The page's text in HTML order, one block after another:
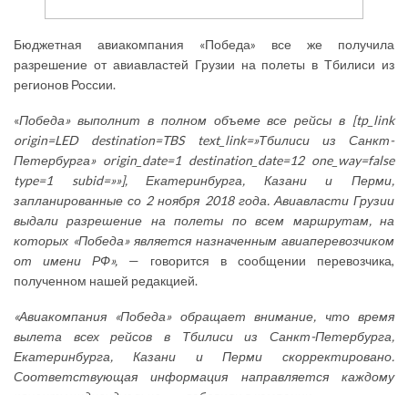
Бюджетная авиакомпания «Победа» все же получила
разрешение от авиавластей Грузии на полеты в Тбилиси из
регионов России.
«Победа» выполнит в полном объеме все рейсы в [tp_link
origin=LED destination=TBS text_link=»Тбилиси из Санкт-
Петербурга» origin_date=1 destination_date=12 one_way=false
type=1 subid=»»], Екатеринбурга, Казани и Перми,
запланированные со 2 ноября 2018 года. Авиавласти Грузии
выдали разрешение на полеты по всем маршрутам, на
которых «Победа» является назначенным авиаперевозчиком
от имени РФ», — говорится в сообщении перевозчика,
полученном нашей редакцией.
«Авиакомпания «Победа» обращает внимание, что время
вылета всех рейсов в Тбилиси из Санкт-Петербурга,
Екатеринбурга, Казани и Перми скорректировано.
Соответствующая информация направляется каждому